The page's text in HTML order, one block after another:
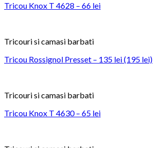
Tricou Knox T 4628 – 66 lei
Tricouri si camasi barbati
Tricou Rossignol Presset – 135 lei (195 lei)
Tricouri si camasi barbati
Tricou Knox T 4630 – 65 lei